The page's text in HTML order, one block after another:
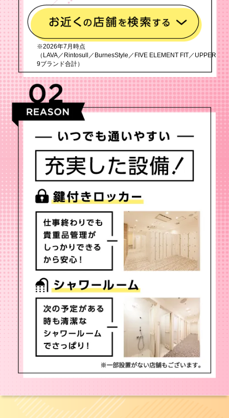
※2026年7月時点
（LAVA／Rintosull／BurnesStyle／FIVE ELEMENT FIT／UPPER
9ブランド合計）